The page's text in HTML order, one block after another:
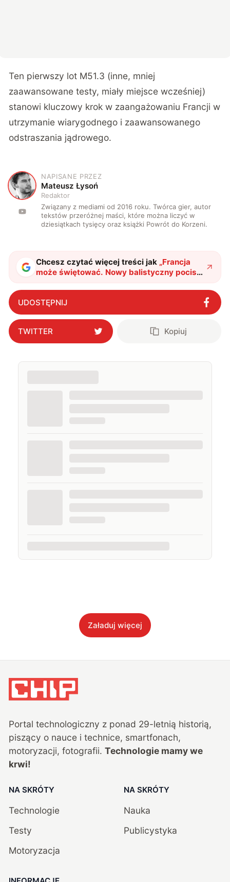
Ten pierwszy lot M51.3 (inne, mniej
zaawansowane testy, miały miejsce wcześniej)
stanowi kluczowy krok w zaangażowaniu Francji w
utrzymanie wiarygodnego i zaawansowanego
odstraszania jądrowego.
M
NAPISANE PRZEZ
Mateusz Łysoń
Redaktor
Związany z mediami od 2016 roku. Twórca gier, autor
tekstów przeróżnej maści, które można liczyć w
dziesiątkach tysięcy oraz książki Powrót do Korzeni.
Chcesz czytać więcej treści jak „Francja
może świętować. Nowy balistyczny pocisk
M51.3 potwierdził swój potencjał"?
UDOSTĘPNIJ
TWITTER Kopiuj
Załaduj więcej
Portal technologiczny z ponad 29-letnią historią,
piszący o nauce i technice, smartfonach,
motoryzacji, fotografii. Technologie mamy we
krwi!
NA SKRÓTY
Technologie
Testy
Motoryzacja
NA SKRÓTY
Nauka
Publicystyka